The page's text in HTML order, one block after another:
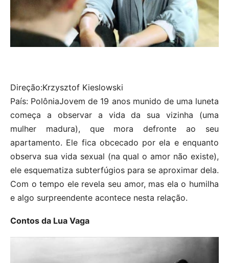
Direção:Krzysztof Kieslowski
País: PolôniaJovem de 19 anos munido de uma luneta
começa a observar a vida da sua vizinha (uma
mulher madura), que mora defronte ao seu
apartamento. Ele fica obcecado por ela e enquanto
observa sua vida sexual (na qual o amor não existe),
ele esquematiza subterfúgios para se aproximar dela.
Com o tempo ele revela seu amor, mas ela o humilha
e algo surpreendente acontece nesta relação.
Contos da Lua Vaga